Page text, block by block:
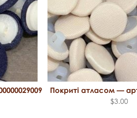
Покриті атласом —
$3.00